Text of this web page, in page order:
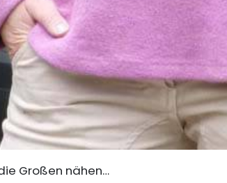
Großen nähen…